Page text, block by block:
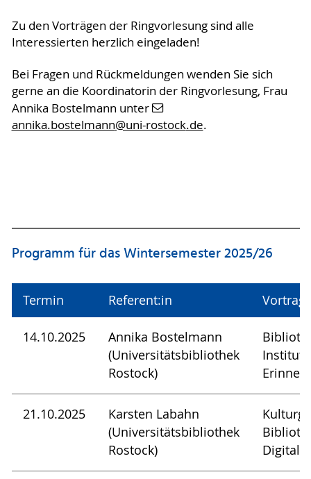
Zu den Vorträgen der Ringvorlesung sind alle
Interessierten herzlich eingeladen!
Bei Fragen und Rückmeldungen wenden Sie sich
gerne an die Koordinatorin der Ringvorlesung, Frau
Annika Bostelmann unter
annika.bostelmann@uni-rostock.de.
Programm für das Wintersemester 2025/26
Termin Referent:in
14.10.2025
Annika Bostelmann
(Universitätsbibliothek
Rostock)
21.10.2025
Karsten Labahn
(Universitätsbibliothek
Rostock)